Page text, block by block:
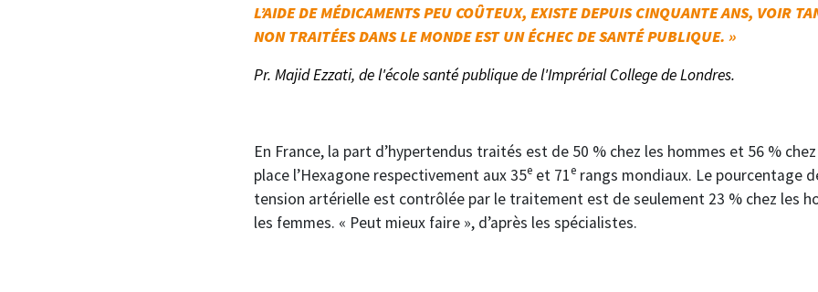
L’AIDE DE MÉDICAMENTS PEU COÛTEUX, EXISTE DEPUIS CINQUANTE ANS, VOIR
NON TRAITÉESDANS LE MONDE EST UN ÉCHEC DE SANTÉ PUBLIQUE. »
Pr. Majid Ezzati, de l'école santé publique de l'Imprérial College de Londres.
En France, la part d’hypertendus traités est de 50 % chez les hommes et 56 %
place l’Hexagone respectivement aux 35eet 71erangs mondiaux. Le pourcentage
tension artérielle est contrôlée par le traitement est de seulement 23 % chez les
les femmes. « Peut mieux faire », d’après les spécialistes.